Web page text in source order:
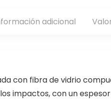
adicional
con fibra de vidrio
impactos, con un